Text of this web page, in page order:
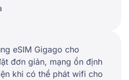
eSIM Gigago cho
đơn giản, mạng ổn định
khi có thể phát wifi cho